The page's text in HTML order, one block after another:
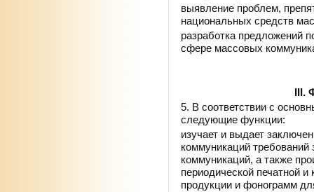
выявление проблем,
национальных средств
разработка предложений
сфере массовых
III.
5. В соответствии с
следующие функции:
изучает и выдает
коммуникаций
коммуникаций, а также
периодической печатной
продукции и фонограмм